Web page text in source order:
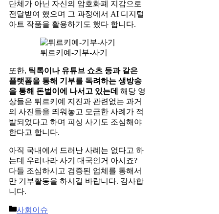
단체가 아닌 자신의 암호화폐 지갑으로
전달받여 했으며 그 과정에서 AI 디지털
아트 작품을 활용하기도 했다 합니다.
튀르키예-기부-사기
또한, 틱톡이나 유튜브 쇼츠 등과 같은
플랫폼을 통해 기부를 독려하는 생방송
을 통해 돈벌이에 나서고 있는데 해당 영
상들은 튀르키예 지진과 관련없는 과거
의 사진들을 띄워놓고 모금한 사례가 적
발되었다고 하며 피싱 사기도 조심해야
한다고 합니다.
아직 국내에서 드러난 사례는 없다고 하
는데 우리나라 사기 대국인거 아시죠?
다들 조심하시고 검증된 업체를 통해서
만 기부활동을 하시길 바랍니다. 감사합
니다.
Categories
사회이슈